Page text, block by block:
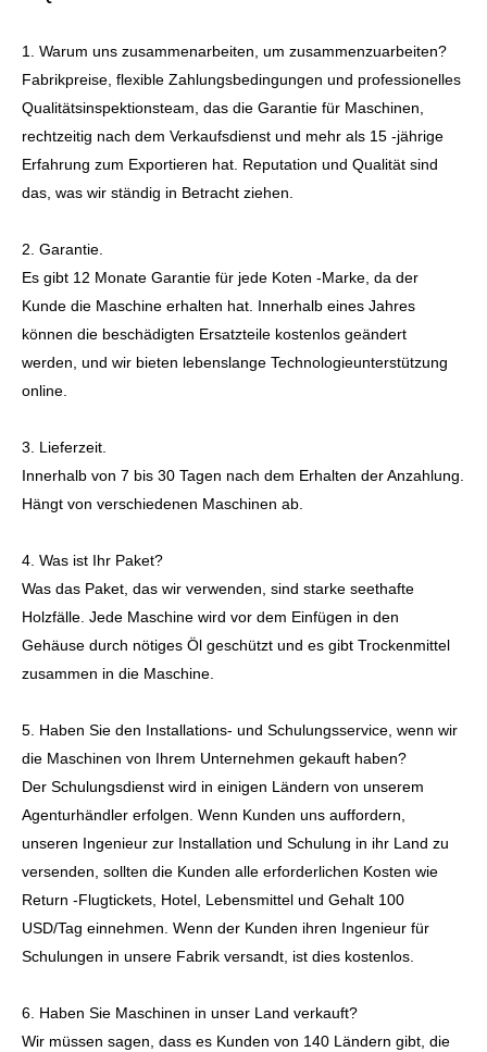
1. Warum uns zusammenarbeiten, um zusammenzuarbeiten?
Fabrikpreise, flexible Zahlungsbedingungen und professionelles
Qualitätsinspektionsteam, das die Garantie für Maschinen,
rechtzeitig nach dem Verkaufsdienst und mehr als 15 -jährige
Erfahrung zum Exportieren hat. Reputation und Qualität sind
das, was wir ständig in Betracht ziehen.
2. Garantie.
Es gibt 12 Monate Garantie für jede Koten -Marke, da der
Kunde die Maschine erhalten hat. Innerhalb eines Jahres
können die beschädigten Ersatzteile kostenlos geändert
werden, und wir bieten lebenslange Technologieunterstützung
online.
3. Lieferzeit.
Innerhalb von 7 bis 30 Tagen nach dem Erhalten der Anzahlung.
Hängt von verschiedenen Maschinen ab.
4. Was ist Ihr Paket?
Was das Paket, das wir verwenden, sind starke seethafte
Holzfälle. Jede Maschine wird vor dem Einfügen in den
Gehäuse durch nötiges Öl geschützt und es gibt Trockenmittel
zusammen in die Maschine.
5. Haben Sie den Installations- und Schulungsservice, wenn wir
die Maschinen von Ihrem Unternehmen gekauft haben?
Der Schulungsdienst wird in einigen Ländern von unserem
Agenturhändler erfolgen. Wenn Kunden uns auffordern,
unseren Ingenieur zur Installation und Schulung in ihr Land zu
versenden, sollten die Kunden alle erforderlichen Kosten wie
Return -Flugtickets, Hotel, Lebensmittel und Gehalt 100
USD/Tag einnehmen. Wenn der Kunden ihren Ingenieur für
Schulungen in unsere Fabrik versandt, ist dies kostenlos.
6. Haben Sie Maschinen in unser Land verkauft?
Wir müssen sagen, dass es Kunden von 140 Ländern gibt, die